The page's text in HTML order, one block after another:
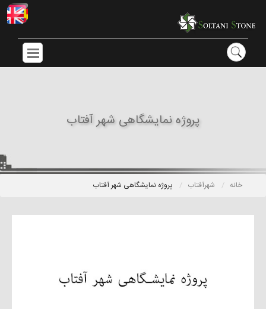
پروژه نمایشگاهی شهر آفتاب
خانه شهرآفتاب پروژه نمایشگاهی شهر آفتاب